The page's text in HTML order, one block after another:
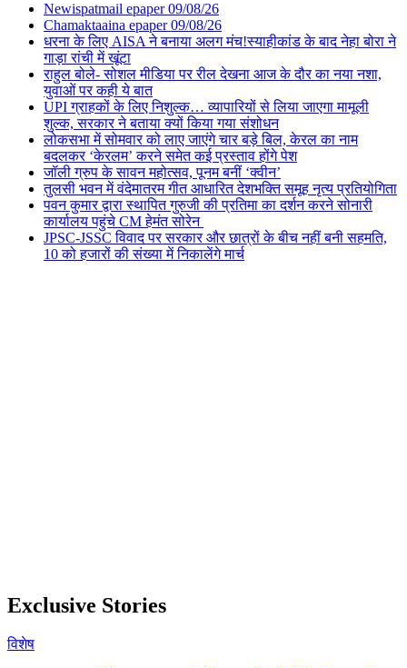
Newispatmail epaper 09/08/26
Chamaktaaina epaper 09/08/26
धरना के लिए AISA ने बनाया अलग मंच!स्याहीकांड के बाद नेहा बोरा ने
गाड़ा रांची में खूंटा
राहुल बोले- सोशल मीडिया पर रील देखना आज के दौर का नया नशा,
युवाओं पर कही ये बात
UPI ग्राहकों के लिए निशुल्क… व्यापारियों से लिया जाएगा मामूली
शुल्क, सरकार ने बताया क्यों किया गया संशोधन
लोकसभा में सोमवार को लाए जाएंगे चार बड़े बिल, केरल का नाम
बदलकर ‘केरलम’ करने समेत कई प्रस्ताव होंगे पेश
जॉली ग्रुप के सावन महोत्सव, पूनम बनीं ‘क्वीन’
तुलसी भवन में वंदेमातरम गीत आधारित देशभक्ति समूह नृत्य प्रतियोगिता
पवन कुमार द्वारा स्थापित गुरुजी की प्रतिमा का दर्शन करने सोनारी
कार्यालय पहुंचे CM हेमंत सोरेन
JPSC-JSSC विवाद पर सरकार और छात्रों के बीच नहीं बनी सहमति,
10 को हजारों की संख्या में निकालेंगे मार्च
Exclusive Stories
विशेष